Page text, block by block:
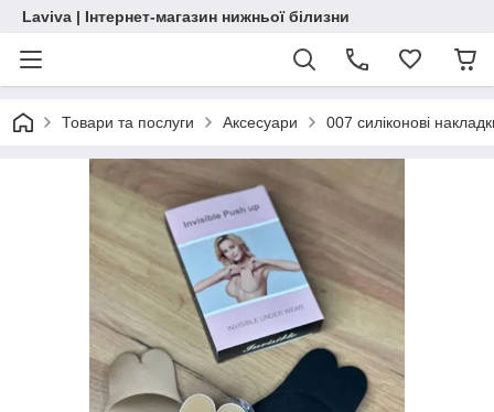
Laviva | Інтернет-магазин нижньої білизни
Товари та послуги Аксесуари 007 силіконові